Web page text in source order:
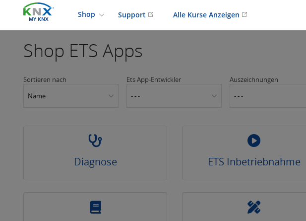
MY KNX
Shop Support Alle Kurse Anzeigen
Shop ETS Apps
Sortieren nach
Name
Ets App-Entwickler
- - -
Auszeichnungen
- - -
Diagnose ETS Inbetriebnahme